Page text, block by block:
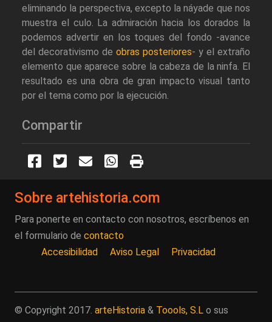
eliminando la perspectiva, excepto la náyade que nos
muestra el culo. La admiración hacia los dorados la
podemos advertir en los toques del fondo -avance
del decorativismo de obras posteriores- y el extraño
elemento que aparece sobre la cabeza de la ninfa. El
resultado es una obra de gran impacto visual tanto
por el tema como por la ejecución.
Compartir
Sobre artehistoria.com
Para ponerte en contacto con nosotros, escríbenos en
el formulario de contacto
Accesibilidad
Aviso Legal Privacidad
© Copyright 2017. arteHistoria & Toools, S.L o sus